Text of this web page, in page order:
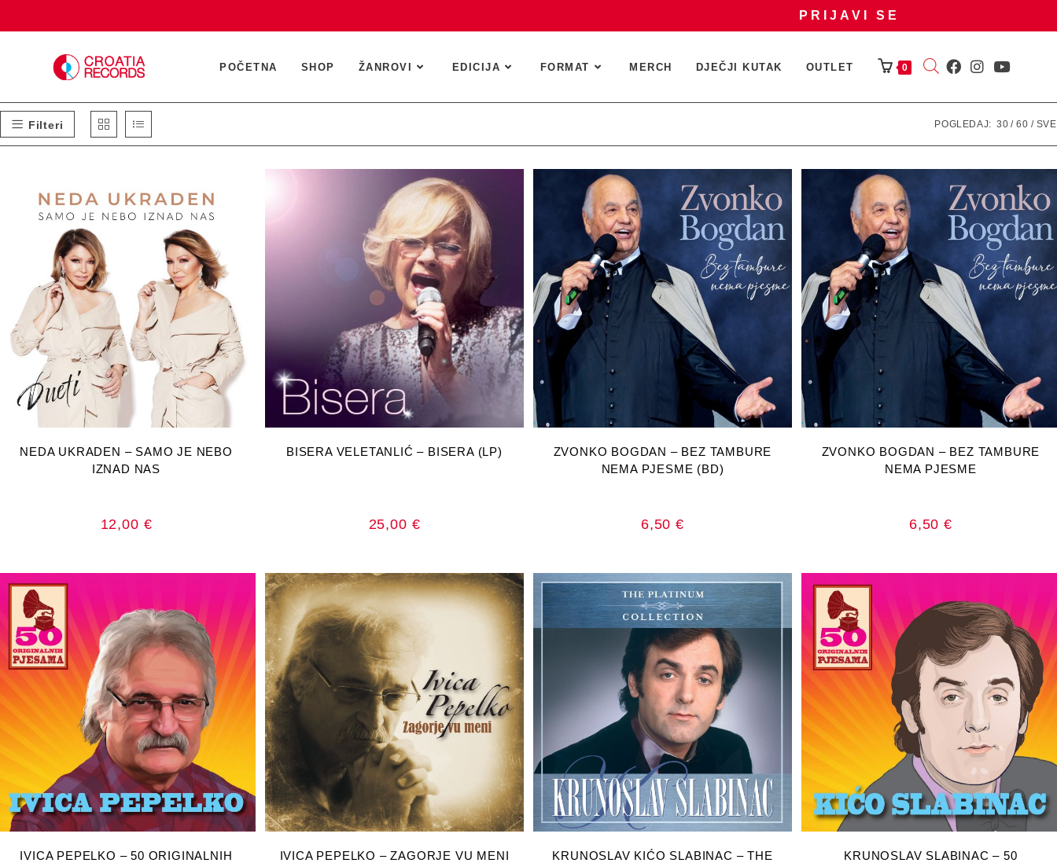
PRIJAVI SE
POČETNA SHOP ŽANROVI EDICIJA FORMAT MERCH DJEČJI KUTAK OUTLET 0
Filteri POGLEDAJ: 30 60 SVE
NEDA UKRADEN – SAMO JE NEBO
IZNAD NAS
12,00 €
DODAJ U KOŠARICU
BISERA VELETANLIĆ – BISERA (LP)
25,00 €
ZVONKO BOGDAN – BEZ TAMBURE
NEMA PJESME (BD)
6,50€
ZVONKO BOGDAN – BEZ TAMBURE
NEMA PJESME
6,50€
IVICA PEPELKO – 50 ORIGINALNIH
IVICA PEPELKO – ZAGORJE VU MENI
DODAJ U KOŠARICU
KRUNOSLAV KIĆO SLABINAC – THE
KRUNOSLAV SLABINAC – 50